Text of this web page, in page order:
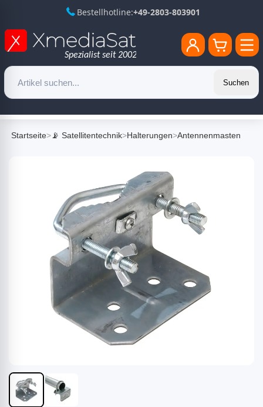
Bestellhotline:+49-2803-803901
Suchen
Startseite>📡 Satellitentechnik>Halterungen>Antennenmasten